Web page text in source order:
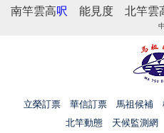
南竿雲高呎 能見度 北竿雲
立榮訂票 華信訂票 馬祖候補
北竿動態
天候監測網